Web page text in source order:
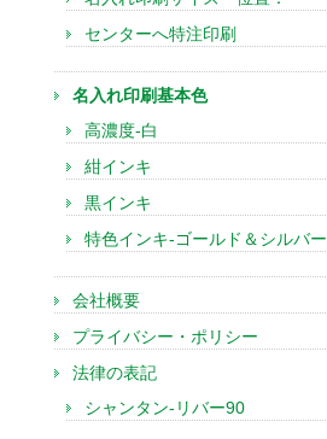
センターへ特注印刷
名入れ印刷基本色
高濃度-白
紺インキ
黒インキ
特色インキ-ゴールド＆シルバー
会社概要
プライバシー・ポリシー
法律の表記
シャンタン-リバー90